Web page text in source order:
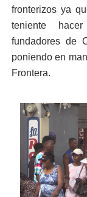
fronterizos ya
teniente
fundadores de
poniendo en
Frontera.